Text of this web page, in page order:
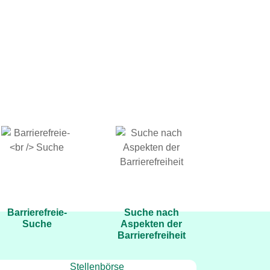
Barrierefreie-
Suche
Für Screenreader
optimierte
Suche nach
Aspekten der
Barrierefreiheit
Suche nach
Leistungen der
Krankenhäuser im
Zur Suche